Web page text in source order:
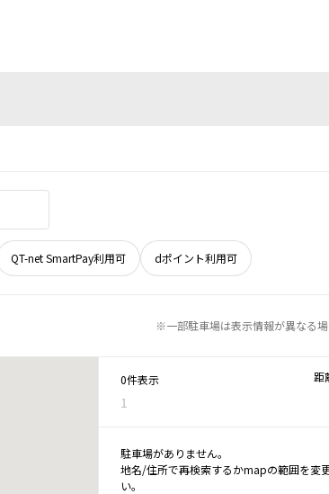
QT-net SmartPay利用可 dポイント利用可
※一部駐車場は表示情報が異なる
0件表示
1
距
駐車場がありません。
地名/住所で再検索するかmapの範囲を変
い。